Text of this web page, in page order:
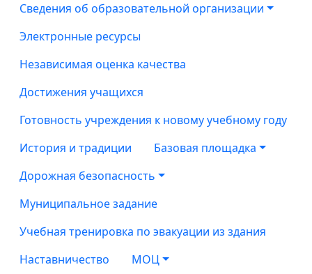
Сведения об образовательной организации
Электронные ресурсы
Независимая оценка качества
Достижения учащихся
Готовность учреждения к новому учебному году
История и традиции
Базовая площадка
Дорожная безопасность
Муниципальное задание
Учебная тренировка по эвакуации из здания
Наставничество
МОЦ